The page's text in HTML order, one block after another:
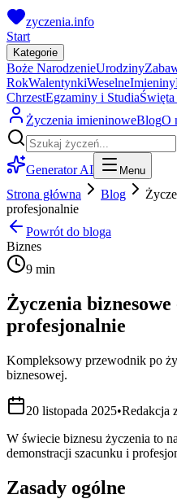
zyczenia.info
Start
Kategorie
Boże NarodzenieUrodziny
RokWalentynkiWeselneImieniny
ChrzestEgzaminy i Studia
Życzenia imieninoweBlogO
Generator AI Menu
Strona główna Blog
profesjonalnie
Powrót do bloga
Biznes
9 min
Życzenia
profesjonalnie
Kompleksowy przewodnik po
biznesowej.
20 listopada 2025•Redakcja
W świecie biznesu życzenia to
demonstracji szacunku i
Zasady ogólne